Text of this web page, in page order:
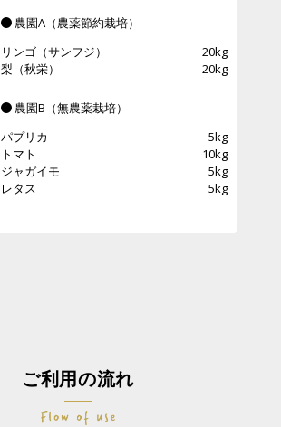
農園A（農薬節約栽培）
リンゴ（サンフジ）
20kg
梨（秋栄）
20kg
農園B（無農薬栽培）
パプリカ
5kg
トマト
10kg
ジャガイモ
5kg
レタス
5kg
ご利用の流れ